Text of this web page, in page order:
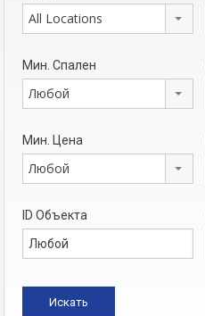
All Locations
Мин. Спален
Любой
Мин. Цена
Любой
ID Объекта